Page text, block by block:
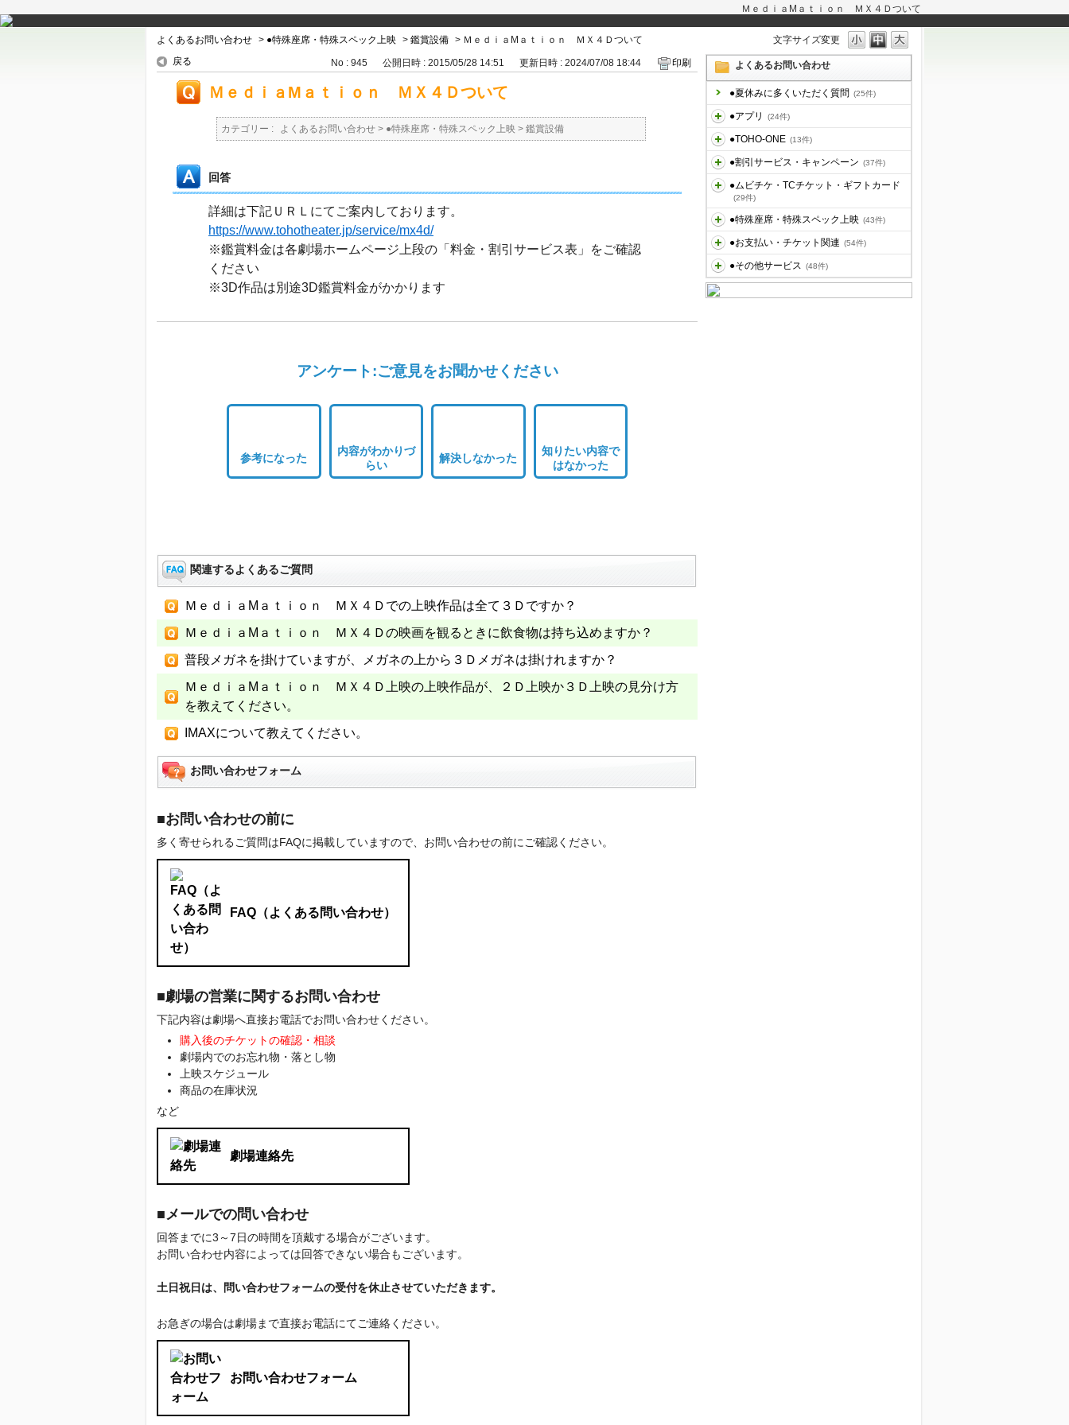
ＭｅｄｉａMａｔｉｏｎ ＭＸ４Ｄついて
文字サイズ変更
よくあるお問い合わせ > ●特殊座席・特殊スペック上映 > 鑑賞設備 > ＭｅｄｉａMａｔｉｏｎ ＭＸ４Ｄついて
よくあるお問い合わせ
●夏休みに多くいただく質問 (25件)
●アプリ (24件)
●TOHO-ONE (13件)
●割引サービス・キャンペーン (37件)
●ムビチケ・TCチケット・ギフトカード
(29件)
●特殊座席・特殊スペック上映 (43件)
●お支払い・チケット関連 (54件)
●その他サービス (48件)
戻る No : 945 公開日時 : 2015/05/28 14:51 更新日時 : 2024/07/08 18:44 印刷
ＭｅｄｉａMａｔｉｏｎ ＭＸ４Ｄついて
カテゴリー : よくあるお問い合わせ > ●特殊座席・特殊スペック上映 > 鑑賞設備
回答
詳細は下記ＵＲＬにてご案内しております。
https://www.tohotheater.jp/service/mx4d/
※鑑賞料金は各劇場ホームページ上段の「料金・割引サービス表」をご確認
ください
※3D作品は別途3D鑑賞料金がかかります
アンケート:ご意見をお聞かせください
参考になった
内容がわかりづ
らい
解決しなかった
知りたい内容で
はなかった
関連するよくあるご質問
ＭｅｄｉａMａｔｉｏｎ ＭＸ４Ｄでの上映作品は全て３Ｄですか？
ＭｅｄｉａMａｔｉｏｎ ＭＸ４Ｄの映画を観るときに飲食物は持ち込めますか？
普段メガネを掛けていますが、メガネの上から３Ｄメガネは掛けれますか？
ＭｅｄｉａMａｔｉｏｎ ＭＸ４Ｄ上映の上映作品が、２Ｄ上映か３Ｄ上映の見分け方
を教えてください。
IMAXについて教えてください。
お問い合わせフォーム
■お問い合わせの前に
多く寄せられるご質問はFAQに掲載していますので、お問い合わせの前にご確認ください。
FAQ（よくある問い合わせ）
■劇場の営業に関するお問い合わせ
下記内容は劇場へ直接お電話でお問い合わせください。
購入後のチケットの確認・相談
劇場内でのお忘れ物・落とし物
上映スケジュール
商品の在庫状況
など
劇場連絡先
■メールでの問い合わせ
回答までに3～7日の時間を頂戴する場合がございます。
お問い合わせ内容によっては回答できない場合もございます。
土日祝日は、問い合わせフォームの受付を休止させていただきます。
お急ぎの場合は劇場まで直接お電話にてご連絡ください。
お問い合わせフォーム